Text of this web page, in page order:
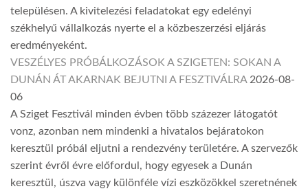
településen. A kivitelezési feladatokat egy edelényi
székhelyű vállalkozás nyerte el a közbeszerzési eljárás
eredményeként.
VESZÉLYES PRÓBÁLKOZÁSOK A SZIGETEN: SOKAN A
DUNÁN ÁT AKARNAK BEJUTNI A FESZTIVÁLRA 2026-08-
06
A Sziget Fesztivál minden évben több százezer látogatót
vonz, azonban nem mindenki a hivatalos bejáratokon
keresztül próbál eljutni a rendezvény területére. A szervezők
szerint évről évre előfordul, hogy egyesek a Dunán
keresztül, úszva vagy különféle vízi eszközökkel szeretnének